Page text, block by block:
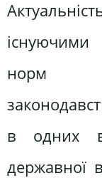
існуючими
норм
в одних
державної